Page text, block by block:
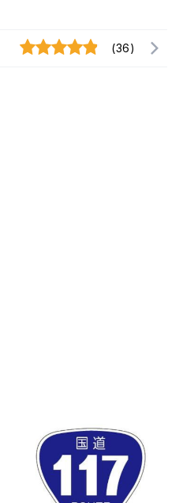
(36)